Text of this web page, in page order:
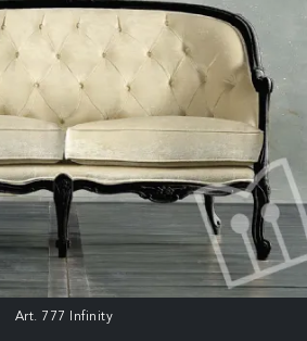
Art. 777 Infinity